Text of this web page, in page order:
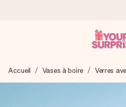
Nous préparons votre cadeau
en un éclair – pour que vous
Accueil Vases à boire Verres